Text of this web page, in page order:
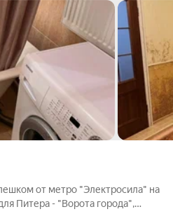
от метро "Электросила" на
Питера - "Ворота города",